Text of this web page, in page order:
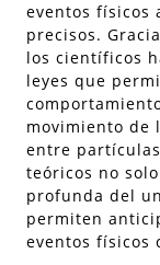
eventos físicos
precisos.
los científicos
leyes que
movimiento de
entre
teóricos no
profunda del
permiten
eventos físicos